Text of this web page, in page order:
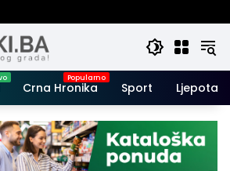
Crna Hronika Sport Ljepota i